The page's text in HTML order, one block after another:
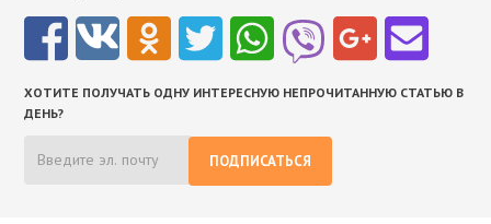
ХОТИТЕ ПОЛУЧАТЬ ОДНУ ИНТЕРЕСНУЮ НЕПРОЧИТАННУЮ СТАТЬЮ В
ДЕНЬ?
ПОДПИСАТЬСЯ